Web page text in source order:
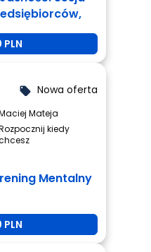
i potrzebują
local_offer Nowa oferta
Mateja
kiedy
Mentalny